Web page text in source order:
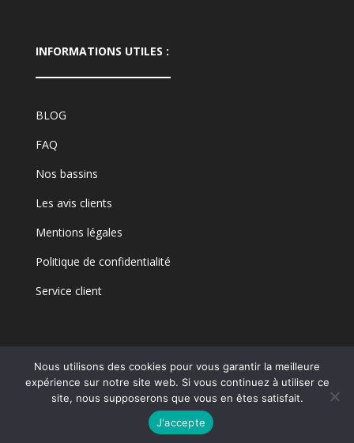
INFORMATIONS UTILES :
BLOG
FAQ
Nos bassins
Les avis clients
Mentions légales
Politique de confidentialité
Service client
© 2022 Body Float - Tous droits réservés
Nous utilisons des cookies pour vous garantir la meilleure
expérience sur notre site web. Si vous continuez à utiliser ce
site, nous supposerons que vous en êtes satisfait.
J'accepte